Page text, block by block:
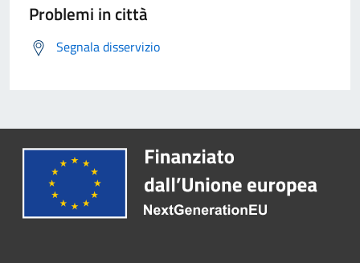
Problemi in città
Segnala disservizio